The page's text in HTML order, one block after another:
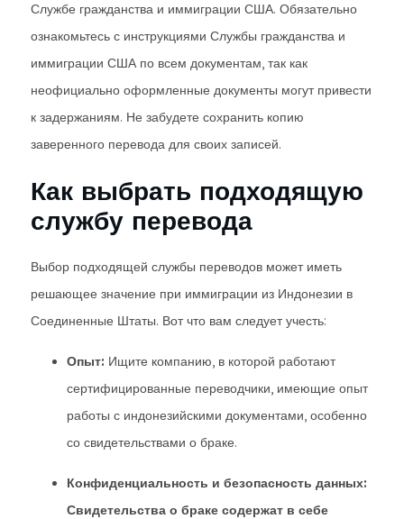
Службе гражданства и иммиграции США. Обязательно
ознакомьтесь с инструкциями Службы гражданства и
иммиграции США по всем документам, так как
неофициально оформленные документы могут привести
к задержаниям. Не забудете сохранить копию
заверенного перевода для своих записей.
Как выбрать подходящую
службу перевода
Выбор подходящей службы переводов может иметь
решающее значение при иммиграции из Индонезии в
Соединенные Штаты. Вот что вам следует учесть:
Опыт: Ищите компанию, в которой работают
сертифицированные переводчики, имеющие опыт
работы с индонезийскими документами, особенно
со свидетельствами о браке.
Конфиденциальность и безопасность данных:
Свидетельства о браке содержат в себе